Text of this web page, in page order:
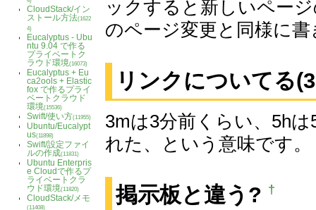
CloudStack/イン
ストール方法(1622
4)
Eucalyptus - Ubu
ntu 9.04 で作る
プライベートク
ラウド環境(16073)
Eucalyptus + Eu
ca2ools + Elastic
fox で作るプライ
ベートクラウド
環境(15536)
Swift/使い方(11955)
Ubuntu/Eucalypt
us(11898)
Swift/設定ファイ
ルの作成(11831)
Ubuntu Enterpris
e Cloudで作るプ
ライベートクラ
ウド環境(11820)
CloudStack/メモ
(11408)
ックすると新しいペー
のページ変更と同様に
リンクについてる
3mは3分前くらい、5h
れた、という意味です。
掲示板と違う? †